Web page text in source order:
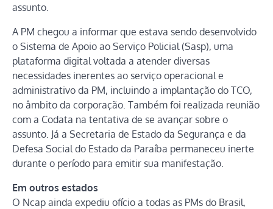
assunto.
A PM chegou a informar que estava sendo desenvolvido
o Sistema de Apoio ao Serviço Policial (Sasp), uma
plataforma digital voltada a atender diversas
necessidades inerentes ao serviço operacional e
administrativo da PM, incluindo a implantação do TCO,
no âmbito da corporação. Também foi realizada reunião
com a Codata na tentativa de se avançar sobre o
assunto. Já a Secretaria de Estado da Segurança e da
Defesa Social do Estado da Paraíba permaneceu inerte
durante o período para emitir sua manifestação.
Em outros estados
O Ncap ainda expediu ofício a todas as PMs do Brasil,